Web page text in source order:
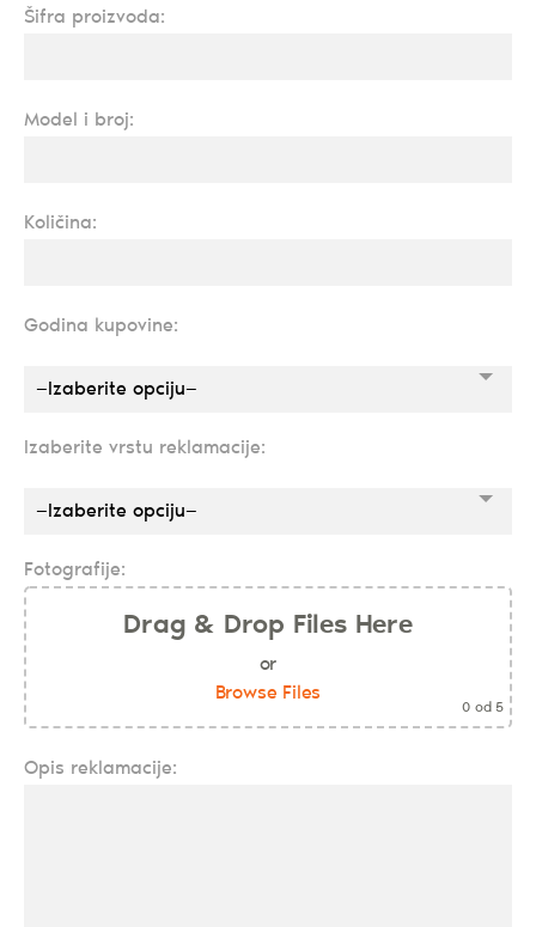
Šifra proizvoda:
Model i broj:
Količina:
Godina kupovine:
—Izaberite opciju—
Izaberite vrstu reklamacije:
—Izaberite opciju—
Fotografije:
Drag & Drop Files Here
or
Browse Files
0 od 5
Opis reklamacije: